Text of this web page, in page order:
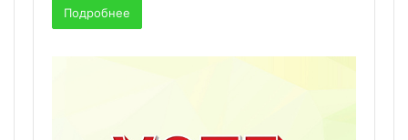
Подробнее